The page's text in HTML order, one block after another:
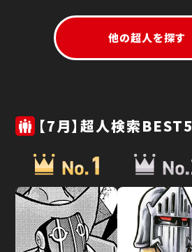
他の超人を探す
【7月】超人検索BEST5